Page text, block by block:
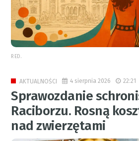
RED.
AKTUALNOŚCI 4 sierpnia 2026 22:21
Sprawozdanie
Raciborzu. Rosną
nad zwierzętami